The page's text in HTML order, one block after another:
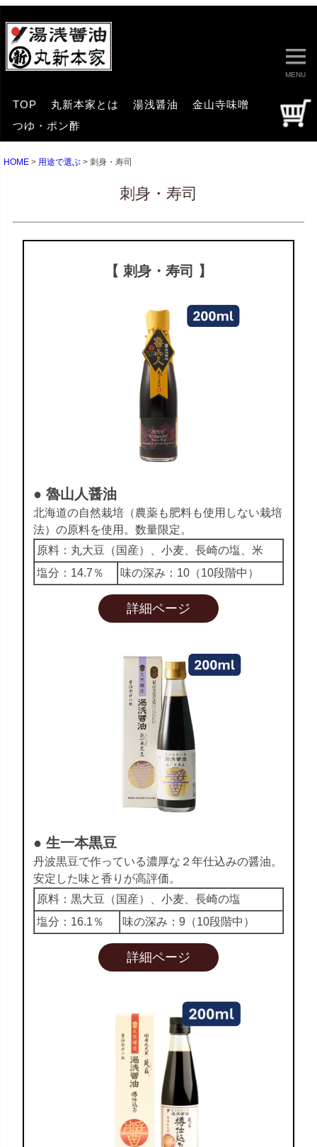
MENU
TOP 丸新本家とは 湯浅醤油
金山寺味噌
つゆ・ポン酢
HOME 用途で選ぶ 刺身・寿司
刺身・寿司
【 刺身・寿司 】
● 魯山人醤油
北海道の自然栽培（農薬も肥料も使用しない栽培
法）の原料を使用。数量限定。
原料：丸大豆（国産）、小麦、長崎の塩、米
塩分：14.7％
味の深み：10（10段階中）
詳細ページ
● 生一本黒豆
丹波黒豆で作っている濃厚な２年仕込みの醤油。
安定した味と香りが高評価。
原料：黒大豆（国産）、小麦、長崎の塩
塩分：16.1％
味の深み：9（10段階中）
詳細ページ